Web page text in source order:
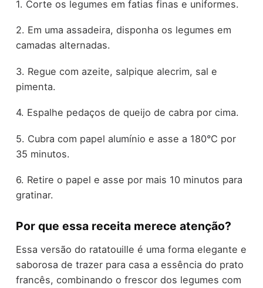
1. Corte os legumes em fatias finas e uniformes.
2. Em uma assadeira, disponha os legumes em
camadas alternadas.
3. Regue com azeite, salpique alecrim, sal e
pimenta.
4. Espalhe pedaços de queijo de cabra por cima.
5. Cubra com papel alumínio e asse a 180°C por
35 minutos.
6. Retire o papel e asse por mais 10 minutos para
gratinar.
Por que essa receita merece atenção?
Essa versão do ratatouille é uma forma elegante e
saborosa de trazer para casa a essência do prato
francês, combinando o frescor dos legumes com